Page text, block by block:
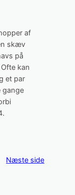
af
skæv
på
kan
et par
gange
Næste side